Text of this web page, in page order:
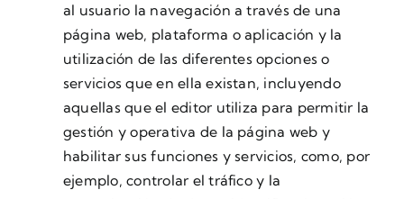
al usuario la navegación a través de una
página web, plataforma o aplicación y la
utilización de las diferentes opciones o
servicios que en ella existan, incluyendo
aquellas que el editor utiliza para permitir la
gestión y operativa de la página web y
habilitar sus funciones y servicios, como, por
ejemplo, controlar el tráfico y la